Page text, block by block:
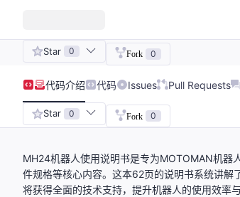
Star 0 Fork 0
代码介绍 代码 Issues Pull Requests
Star 0 Fork 0
MH24机器人使用说明书是专为MOTOMAN机器
件规格等核心内容。这本62页的说明书系统讲解
将获得全面的技术支持，提升机器人的使用效率